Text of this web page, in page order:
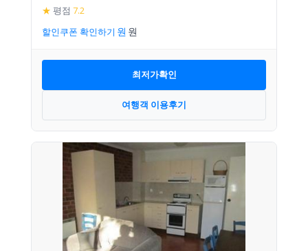
★ 평점 7.2
할인쿠폰 확인하기
최저가확인
여행객 이용후기